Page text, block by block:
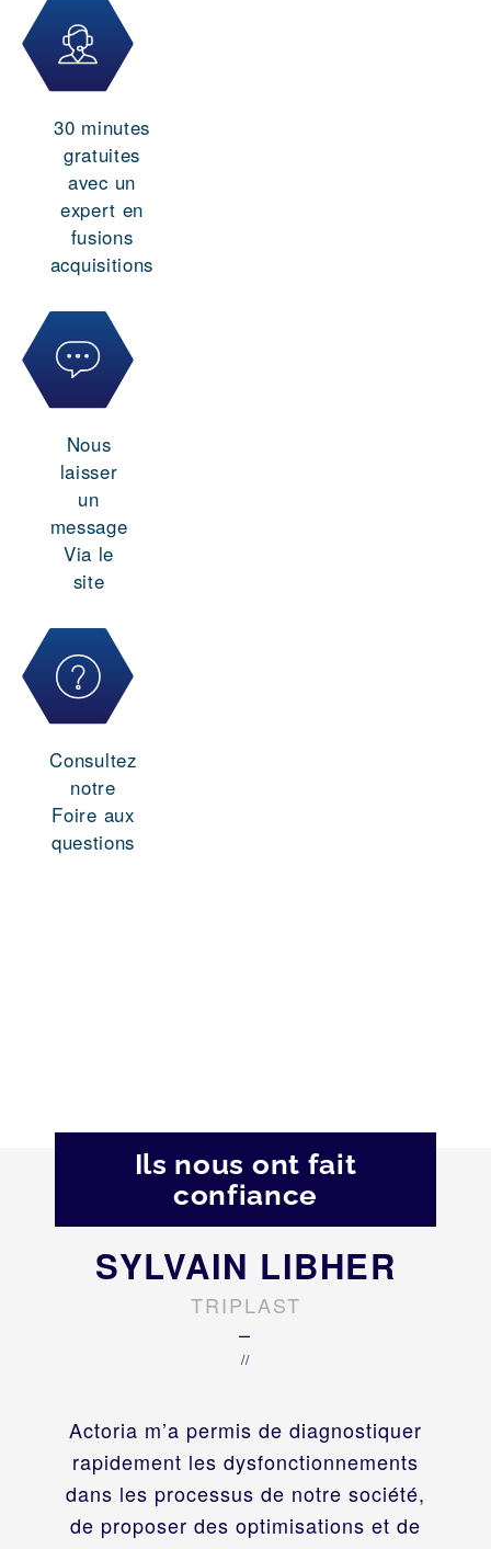
30 minutes
gratuites
avec un
expert en
fusions
acquisitions
Nous
laisser
un
message
Via le
site
Consultez
notre
Foire aux
questions
Ils nous ont fait
confiance
Actoria m’a permis de diagnostiquer
rapidement les dysfonctionnements
dans les processus de notre société,
de proposer des optimisations et de
SYLVAIN LIBHER
TRIPLAST
–
//